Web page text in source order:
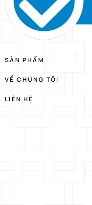
SẢN PHẨM
VỀ CHÚNG TÔI
LIÊN HỆ